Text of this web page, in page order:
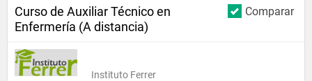
Comparar
Curso de Auxiliar Técnico en
Enfermería (A distancia)
Instituto Ferrer